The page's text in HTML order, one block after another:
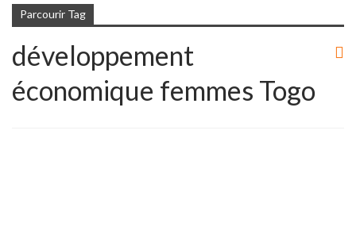
Parcourir Tag
développement
économique femmes Togo